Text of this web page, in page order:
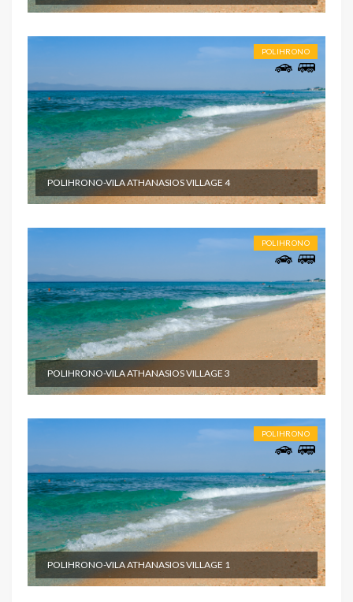
POLIHRONO
POLIHRONO-VILA ATHANASIOS VILLAGE 4
POLIHRONO
POLIHRONO-VILA ATHANASIOS VILLAGE 3
POLIHRONO
POLIHRONO-VILA ATHANASIOS VILLAGE 1